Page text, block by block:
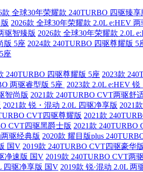
款 全球30年荣耀款 240TURBO 四驱臻享
2026款 全球30年荣耀款 2.0L e:HEV
驱智臻版 2026款 全球30年荣耀款 2.0L
版 5座 2024款 240TURBO 四驱尊耀版 5
座
240TURBO 四驱尊耀版 5座 2023款
两驱睿型版 5座 2023款 2.0L e:HEV
智尚版 2021款 240TURBO CVT两驱舒
2021款 锐・混动 2.0L 四驱净享版 2021
CVT四驱尊耀版 2021款
CVT四驱黑爵士版 2021款 240TURBO
驱经典版 2020款 耀目版plus
国V 2019款 240TURBO CVT四驱豪华
净速版 国V 2019款 240TURBO CVT两
四驱净享版 国V 2019款 锐·混动 2.0L 两